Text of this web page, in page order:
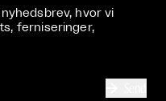
hvor vi
ferniseringer,